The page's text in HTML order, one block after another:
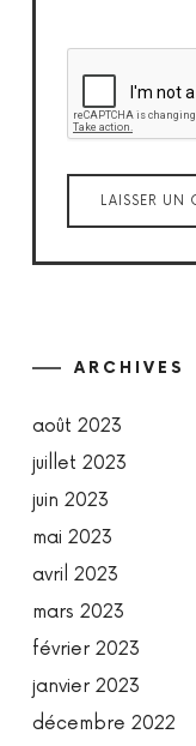
ARCHIVES
août 2023
juillet 2023
juin 2023
mai 2023
avril 2023
mars 2023
février 2023
janvier 2023
décembre 2022